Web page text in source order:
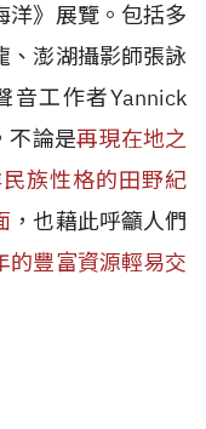
洋》展覽。包括多
、澎湖攝影師張詠
音工作者Yannick
不論是再現在地之
族性格的田野紀
，也藉此呼籲人們
的豐富資源輕易交